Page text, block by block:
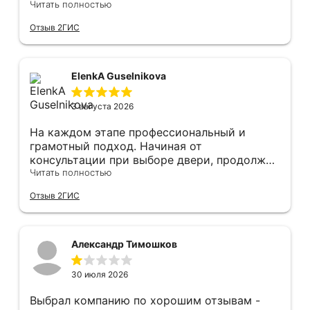
фурнитуре. Анастасия ответила на все
Монтаж быстро, качественно и аккуратно,
Сергея прямо рекомендую! С утра до
мусор убирает после монтажа. Рекомендую!
Читать полностью
Отзыв 2ГИС
ElenkA Guselnikova
3 августа 2026
На каждом этапе профессиональный и
грамотный подход. Начиная от
консультации при выборе двери, продолжая
оперативным замером, завершая быстрой и
оформление двери - отдельное спасибо!
Рекомендуем и планируем в дальнейшем, по
Читать полностью
Отзыв 2ГИС
Александр Тимошков
30 июля 2026
Выбрал компанию по хорошим отзывам -